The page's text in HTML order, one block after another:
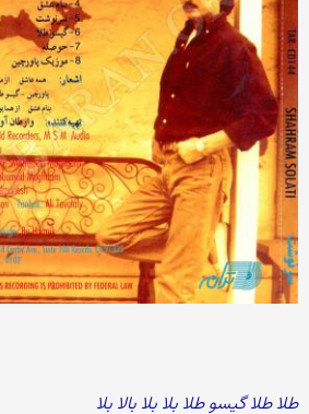
طلا طلا گیسو طلا بلا بلا بالا بلا